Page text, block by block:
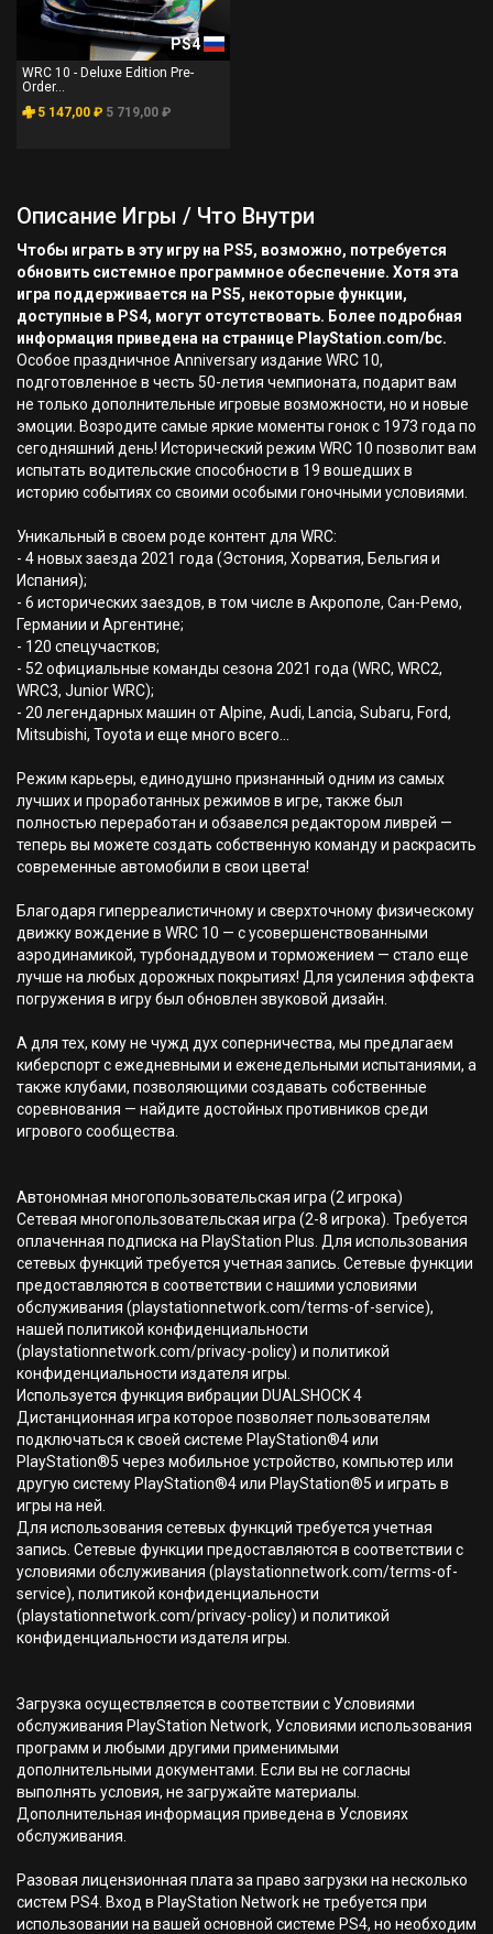
PS4
WRC 10 - Deluxe Edition Pre-
Order...
5 147,00 ₽ 5 719,00 ₽
Описание Игры / Что Внутри
Чтобы играть в эту игру на PS5, возможно, потребуется
обновить системное программное обеспечение. Хотя эта
игра поддерживается на PS5, некоторые функции,
доступные в PS4, могут отсутствовать. Более подробная
информация приведена на странице PlayStation.com/bc.
Особое праздничное Anniversary издание WRC 10,
подготовленное в честь 50-летия чемпионата, подарит вам
не только дополнительные игровые возможности, но и новые
эмоции. Возродите самые яркие моменты гонок с 1973 года по
сегодняшний день! Исторический режим WRC 10 позволит вам
испытать водительские способности в 19 вошедших в
историю событиях со своими особыми гоночными условиями.
Уникальный в своем роде контент для WRC:
- 4 новых заезда 2021 года (Эстония, Хорватия, Бельгия и
Испания);
- 6 исторических заездов, в том числе в Акрополе, Сан-Ремо,
Германии и Аргентине;
- 120 спецучастков;
- 52 официальные команды сезона 2021 года (WRC, WRC2,
WRC3, Junior WRC);
- 20 легендарных машин от Alpine, Audi, Lancia, Subaru, Ford,
Mitsubishi, Toyota и еще много всего...
Режим карьеры, единодушно признанный одним из самых
лучших и проработанных режимов в игре, также был
полностью переработан и обзавелся редактором ливрей —
теперь вы можете создать собственную команду и раскрасить
современные автомобили в свои цвета!
Благодаря гиперреалистичному и сверхточному физическому
движку вождение в WRC 10 — с усовершенствованными
аэродинамикой, турбонаддувом и торможением — стало еще
лучше на любых дорожных покрытиях! Для усиления эффекта
погружения в игру был обновлен звуковой дизайн.
А для тех, кому не чужд дух соперничества, мы предлагаем
киберспорт с ежедневными и еженедельными испытаниями, а
также клубами, позволяющими создавать собственные
соревнования — найдите достойных противников среди
игрового сообщества.
Автономная многопользовательская игра (2 игрока)
Сетевая многопользовательская игра (2-8 игрока). Требуется
оплаченная подписка на PlayStation Plus. Для использования
сетевых функций требуется учетная запись. Сетевые функции
предоставляются в соответствии с нашими условиями
обслуживания (playstationnetwork.com/terms-of-service),
нашей политикой конфиденциальности
(playstationnetwork.com/privacy-policy) и политикой
конфиденциальности издателя игры.
Используется функция вибрации DUALSHOCK 4
Дистанционная игра которое позволяет пользователям
подключаться к своей системе PlayStation®4 или
PlayStation®5 через мобильное устройство, компьютер или
другую систему PlayStation®4 или PlayStation®5 и играть в
игры на ней.
Для использования сетевых функций требуется учетная
запись. Сетевые функции предоставляются в соответствии с
условиями обслуживания (playstationnetwork.com/terms-of-
service), политикой конфиденциальности
(playstationnetwork.com/privacy-policy) и политикой
конфиденциальности издателя игры.
Загрузка осуществляется в соответствии с Условиями
обслуживания PlayStation Network, Условиями использования
программ и любыми другими применимыми
дополнительными документами. Если вы не согласны
выполнять условия, не загружайте материалы.
Дополнительная информация приведена в Условиях
обслуживания.
Разовая лицензионная плата за право загрузки на несколько
систем PS4. Вход в PlayStation Network не требуется при
использовании на вашей основной системе PS4, но необходим